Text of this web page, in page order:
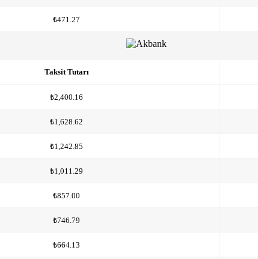
₺471.27
Taksit Tutarı
₺2,400.16
₺1,628.62
₺1,242.85
₺1,011.29
₺857.00
₺746.79
₺664.13